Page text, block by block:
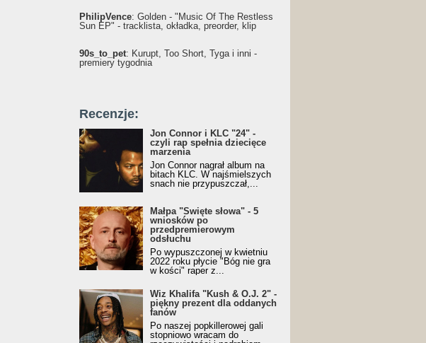
PhilipVence: Golden - "Music Of The Restless
Sun EP" - tracklista, okładka, preorder, klip
90s_to_pet: Kurupt, Too Short, Tyga i inni -
premiery tygodnia
Recenzje:
Jon Connor i KLC "24" -
czyli rap spełnia dziecięce
marzenia
Jon Connor nagrał album na
bitach KLC. W najśmielszych
snach nie przypuszczał,...
Małpa "Święte słowa" - 5
wniosków po
przedpremierowym
odsłuchu
Po wypuszczonej w kwietniu
2022 roku płycie "Bóg nie gra
w kości" raper z...
Wiz Khalifa "Kush & O.J. 2" -
piękny prezent dla oddanych
fanów
Po naszej popkillerowej gali
stopniowo wracam do